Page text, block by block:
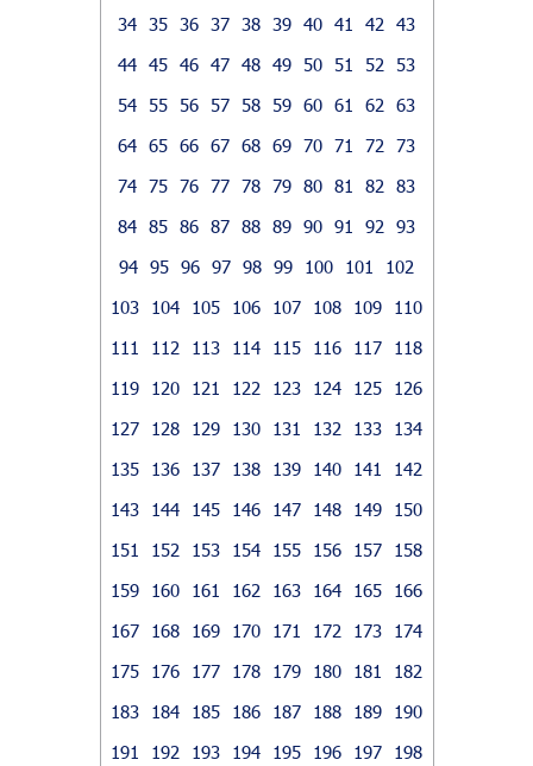
34 35 36 37 38 39 40 41 42
43
44 45 46 47 48 49 50 51 52
53
54 55 56 57 58 59 60 61 62
63
64 65 66 67 68 69 70 71 72
73
74 75 76 77 78 79 80 81 82
83
84 85 86 87 88 89 90 91 92
93
94 95 96 97 98 99 100 101
102
103
104 105 106 107 108 109
110
111
112 113 114 115 116 117
118
119
120 121 122 123 124 125
126
127
128 129 130 131 132 133
134
135
136 137 138 139 140 141
142
143
144 145 146 147 148 149
150
151
152 153 154 155 156 157
158
159
160 161 162 163 164 165
166
167
168 169 170 171 172 173
174
175
176 177 178 179 180 181
182
183
184 185 186 187 188 189
190
191
192 193 194 195 196 197
198